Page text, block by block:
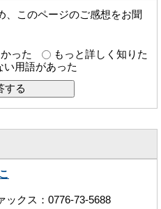
、このページのご感想をお聞
った
もっと詳しく知りた
い用語があった
クス：0776-73-5688